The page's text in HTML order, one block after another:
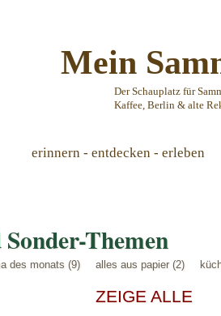
Mein
Der Schauplatz für
Kaffee, Berlin & alte
erinnern - entdecken - erleben
Themen
des monats (9) alles aus papier (2)
ZEIGE ALLE